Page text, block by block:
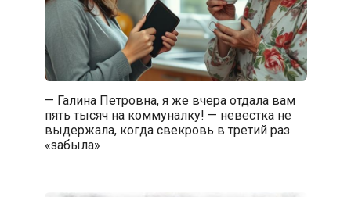
— Галина Петровна, я же вчера отдала вам
пять тысяч на коммуналку! — невестка не
выдержала, когда свекровь в третий раз
«забыла»